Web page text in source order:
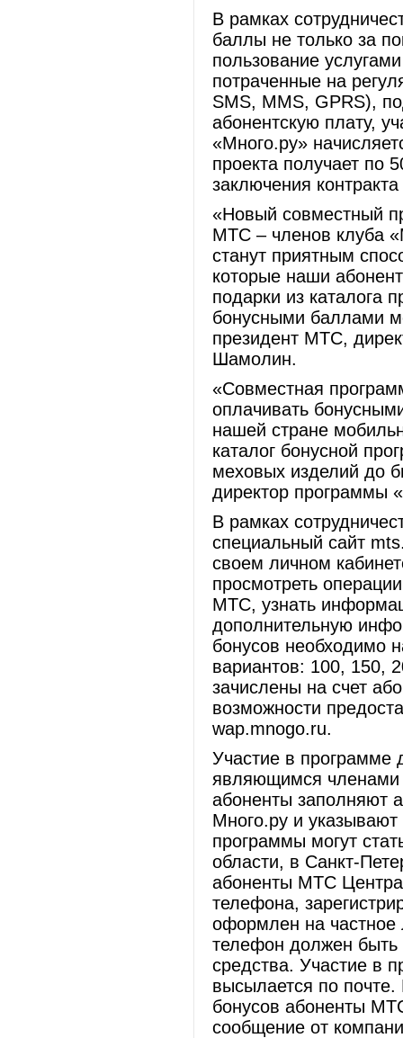
В рамках
баллы не только за
пользование
потраченные на
SMS, ММS, GPRS),
абонентскую плату,
«Много.ру»
проекта получает по
заключения
«Новый совместный
МТС – членов клуба
станут приятным
которые наши
подарки из каталога
бонусными баллами
президент МТС,
Шамолин.
«Совместная
оплачивать
нашей стране
каталог бонусной
меховых изделий до
директор программы
В рамках
специальный сайт
своем личном
просмотреть
МТС, узнать
дополнительную
бонусов необходимо
вариантов: 100, 150,
зачислены на счет
возможности
wap.mnogo.ru.
Участие в программе
являющимся членами
абоненты заполняют
Много.ру и
программы могут
области, в Санкт-
абоненты МТС
телефона,
оформлен на частное
телефон должен быть
средства. Участие в
высылается по
бонусов абоненты
сообщение от